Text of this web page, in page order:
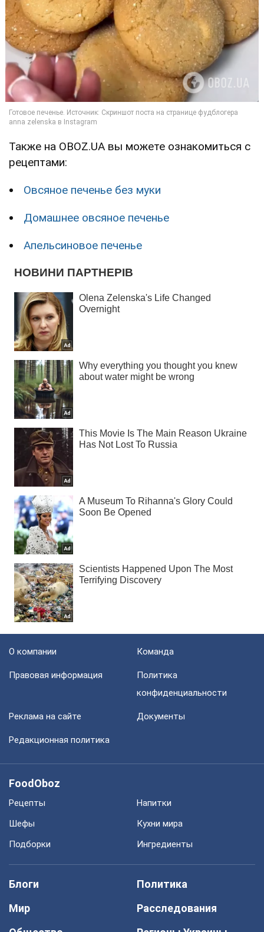
Также на OBOZ.UA вы можете ознакомиться с
рецептами:
Овсяное печенье без муки
Домашнее овсяное печенье
Апельсиновое печенье
О компании Команда
Правовая информация
Политика
конфиденциальности
Реклама на сайте Документы
Редакционная политика
FoodOboz
Рецепты
Напитки
Шефы
Кухни мира
Подборки
Ингредиенты
Блоги
Политика
Мир
Расследования